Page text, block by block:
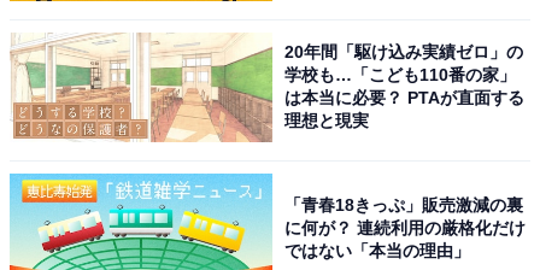
20年間「駆け込み実績ゼロ」の
学校も…「こども110番の家」
は本当に必要？ PTAが直面する
理想と現実
「青春18きっぷ」販売激減の裏
に何が？ 連続利用の厳格化だけ
ではない「本当の理由」